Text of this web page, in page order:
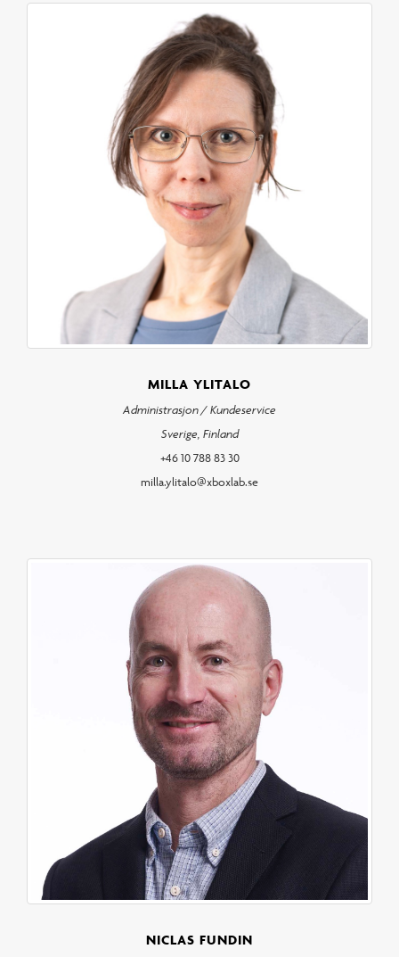
MILLA YLITALO
Administrasjon / Kundeservice
Sverige, Finland
+46 10 788 83 30
milla.ylitalo@xboxlab.se
NICLAS FUNDIN